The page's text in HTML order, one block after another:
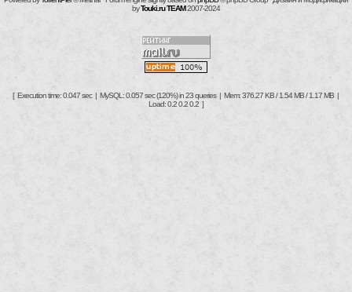
byTouki.ru TEAM2007-2024
[ Execution time: 0.047 sec | MySQL: 0.057 sec (120%) in 23 queries | Mem: 376.27 KB / 1.54 MB / 1.17 MB |
Load: 0.2 0.2 0.2 ]